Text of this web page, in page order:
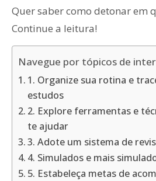
Quer saber como detonar em
Continue a leitura!
Navegue por tópicos de
1. Organize sua rotina e
estudos
2. Explore ferramentas e
te ajudar
3. Adote um sistema de
4. Simulados e mais
5. Estabeleça metas de